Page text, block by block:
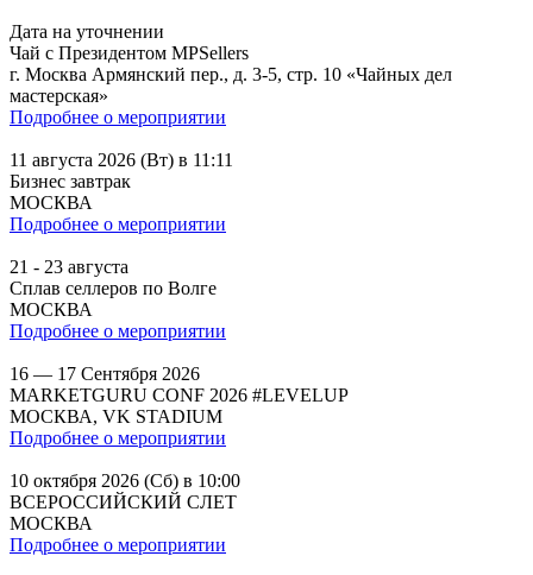
Дата на уточнении
Чай с Президентом MPSellers
г. Москва Армянский пер., д. 3-5, стр. 10 «Чайных дел
мастерская»
Подробнее о мероприятии
11 августа 2026 (Вт) в 11:11
Бизнес завтрак
МОСКВА
Подробнее о мероприятии
21 - 23 августа
Сплав селлеров по Волге
МОСКВА
Подробнее о мероприятии
16 — 17 Сентября 2026
MARKETGURU CONF 2026 #LEVELUP
МОСКВА, VK STADIUM
Подробнее о мероприятии
10 октября 2026 (Сб) в 10:00
ВСЕРОССИЙСКИЙ СЛЕТ
МОСКВА
Подробнее о мероприятии